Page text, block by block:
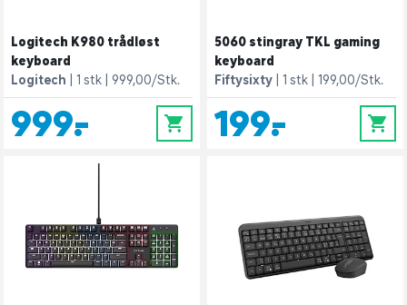
Logitech K980 trådløst
keyboard
Logitech
1 stk 999,00/Stk.
999,- 0
5060 stingray TKL gaming
keyboard
Fiftysixty
1 stk 199,00/Stk.
199,- 0